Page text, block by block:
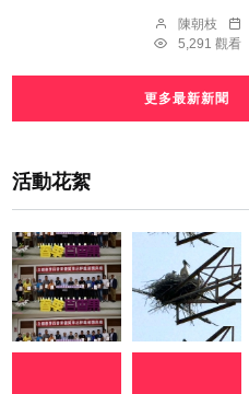
陳朝枝
5,291 觀看
更多最新新聞
活動花絮